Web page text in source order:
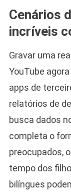
Cenários
incríveis
Gravar uma
YouTube
apps de
relatórios de
busca dados
completa o
preocupados,
tempo dos
bilíngues